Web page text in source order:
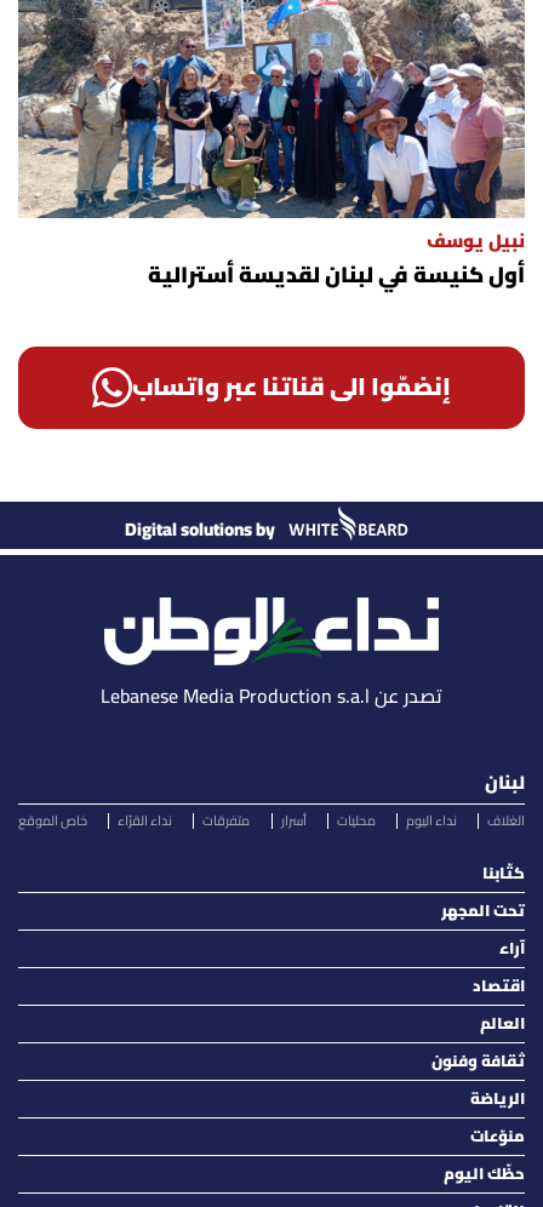
نبيل يوسف
أول كنيسة في لبنان لقديسة أسترالية
إنضمّوا الى قناتنا عبر واتساب
Digital solutions by
تصدر عن Lebanese Media Production s.a.l
لبنان
الغلاف نداء اليوم محليات أسرار متفرقات نداء القرّاء خاص الموقع
كتّابنا
تحت المجهر
آراء
اقتصاد
العالم
ثقافة وفنون
الرياضة
منوّعات
حظّك اليوم